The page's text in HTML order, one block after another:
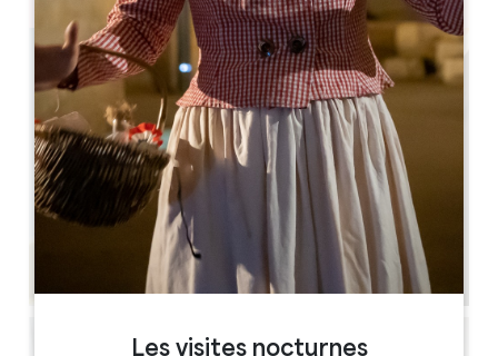
Les visites nocturnes